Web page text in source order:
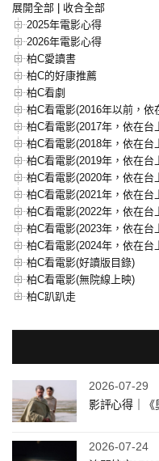
展開全部
收合全部
2025年電影心得
2026年電影心得
柏C愛讀書
柏C的好康推薦
柏C看劇
柏C看電影(2016年以前，依
柏C看電影(2017年，依在台
柏C看電影(2018年，依在台
柏C看電影(2019年，依在台
柏C看電影(2020年，依在台
柏C看電影(2021年，依在台
柏C看電影(2022年，依在台
柏C看電影(2023年，依在台
柏C看電影(2024年，依在台
柏C看電影(好讀版目錄)
柏C看電影(無院線上映)
柏C趴趴走
2026-07-29
影評心得｜《
2026-07-24